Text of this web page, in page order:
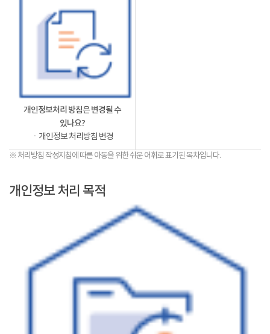
개인정보처리 방침은 변경될 수
있나요?
ㆍ개인정보 처리방침 변경
※ 처리방침 작성지침에 따른 아동을 위한 쉬운 어휘로 표기된 목차입니다.
개인정보 처리 목적